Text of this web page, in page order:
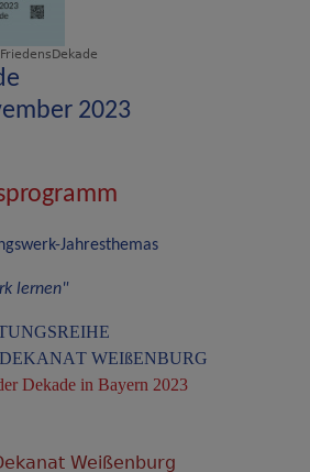
ember 2023
rogramm
swerk-Jahresthemas
lernen"
AT WEIßENBURG
Dekade in Bayern 2023
Weißenburg